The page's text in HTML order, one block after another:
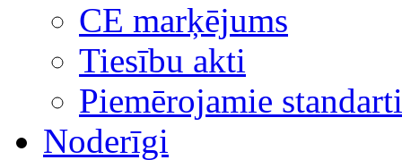
CE marķējums
Tiesību akti
Piemērojamie standarti
Noderīgi